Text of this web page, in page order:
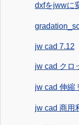
dxfをjwwに
jw cad 7.12
jw cad クロ
jw cad 伸縮
jw cad 商用